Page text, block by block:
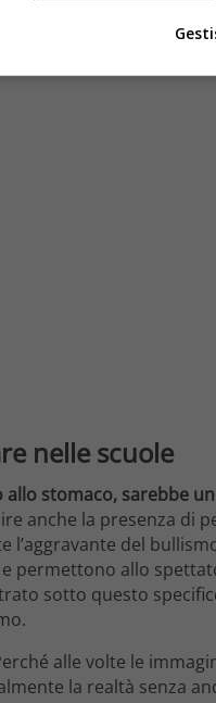
di serigrafia in
immagini ha sempre
nelle scuole
stomaco, sarebbe
anche la presenza di
del
permettono allo
sotto questo
alle volte le
la realtà senza